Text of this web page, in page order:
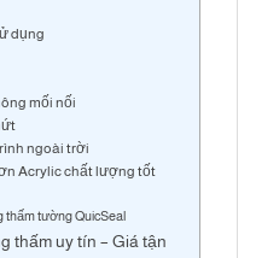
dụng
mối nối
ngoài trời
Acrylic chất lượng tốt
thấm tường QuicSeal
thấm uy tín – Giá tận